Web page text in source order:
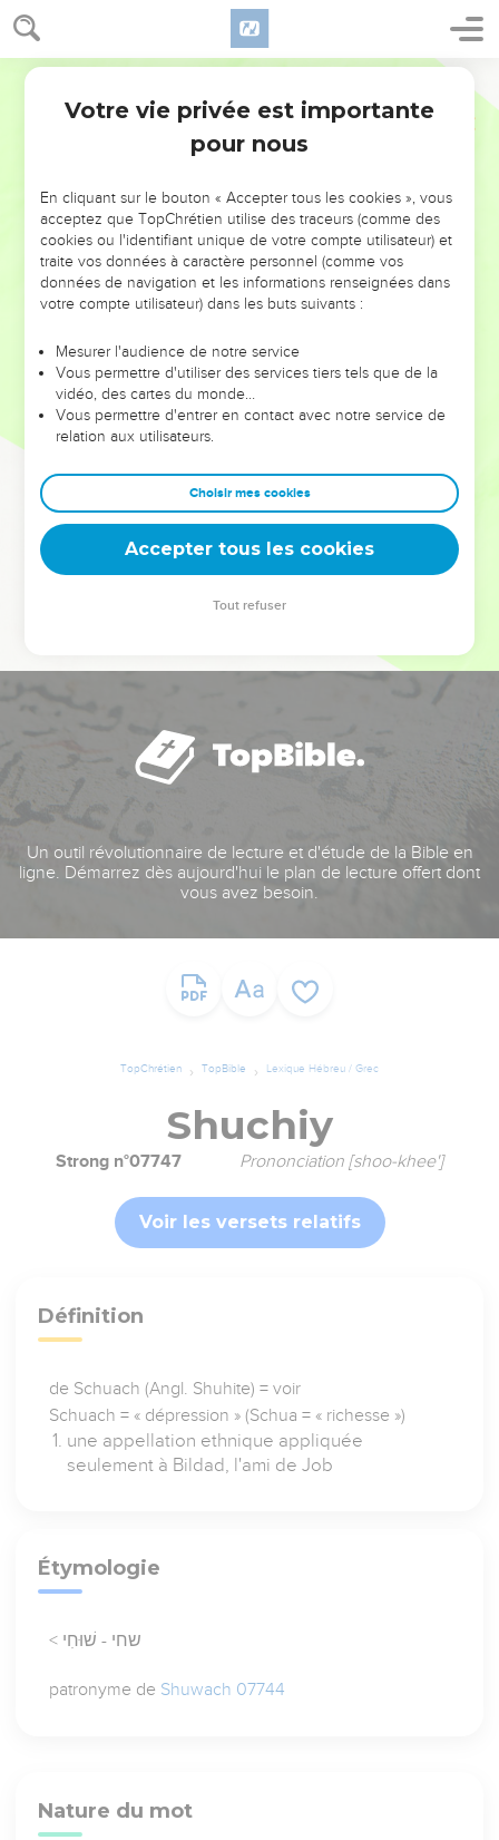
NE MANQUEZ PAS L’ÉVÉNEMENT
DE L’ANNÉE !
ET SI LEURS ERREURS POUVAIENT VOUS ÉVITER LES
VOTRES ?
leur foi ou leur vision. Mais on voit moins les doutes, les erreurs
et les saisons difficiles qu'ils ont traversés, alors même que ce
sont elles qui les ont façonnés.
Dans cette conférence, leaders, entrepreneurs, et responsables
clés pour avancer avec plus de sagesse afin que leurs erreurs
deviennent vos tremplins. Que vous guidiez un ministère, une
équipe, un groupe ou une famille, leur expérience est faite
Un outil révolutionnaire de lecture et d'étude de la Bible en
ligne. Démarrez dès aujourd'hui le plan de lecture offert dont
vous avez besoin.
TopChrétien TopBible Lexique Hébreu / Grec
Shuchiy
Strong n°07747 Prononciation [shoo-khee']
Voir les versets relatifs
Définition
de Schuach (Angl. Shuhite) = voir
Schuach = « dépression » (Schua = « richesse »)
une appellation ethnique appliquée
seulement à Bildad, l'ami de Job
Étymologie
< שחי - שׁוּחִי
patronyme de Shuwach 07744
Nature du mot
Votre vie privée est importante
pour nous
En cliquant sur le bouton « Accepter tous les cookies », vous
acceptez que TopChrétien utilise des traceurs (comme des
cookies ou l'identifiant unique de votre compte utilisateur) et
traite vos données à caractère personnel (comme vos
données de navigation et les informations renseignées dans
votre compte utilisateur) dans les buts suivants :
Mesurer l'audience de notre service
Vous permettre d'utiliser des services tiers tels que de la
vidéo, des cartes du monde…
Vous permettre d'entrer en contact avec notre service de
relation aux utilisateurs.
Choisir mes cookies
Accepter tous les cookies
Tout refuser